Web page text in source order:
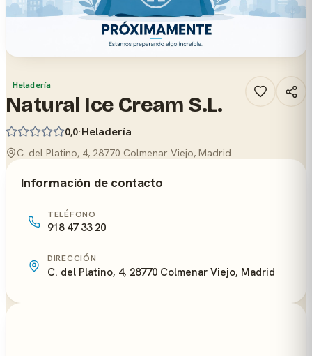
Heladería
Natural Ice Cream S.L.
0,0·Heladería
C. del Platino, 4, 28770 Colmenar Viejo, Madrid
Información de contacto
TELÉFONO
918 47 33 20
DIRECCIÓN
C. del Platino, 4, 28770 Colmenar Viejo, Madrid